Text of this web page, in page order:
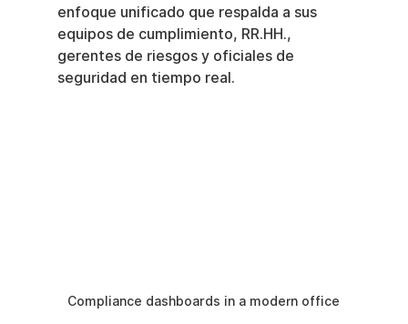
enfoque unificado que respalda a sus
equipos de cumplimiento, RR.HH.,
gerentes de riesgos y oficiales de
seguridad en tiempo real.
Compliance dashboards in a modern office